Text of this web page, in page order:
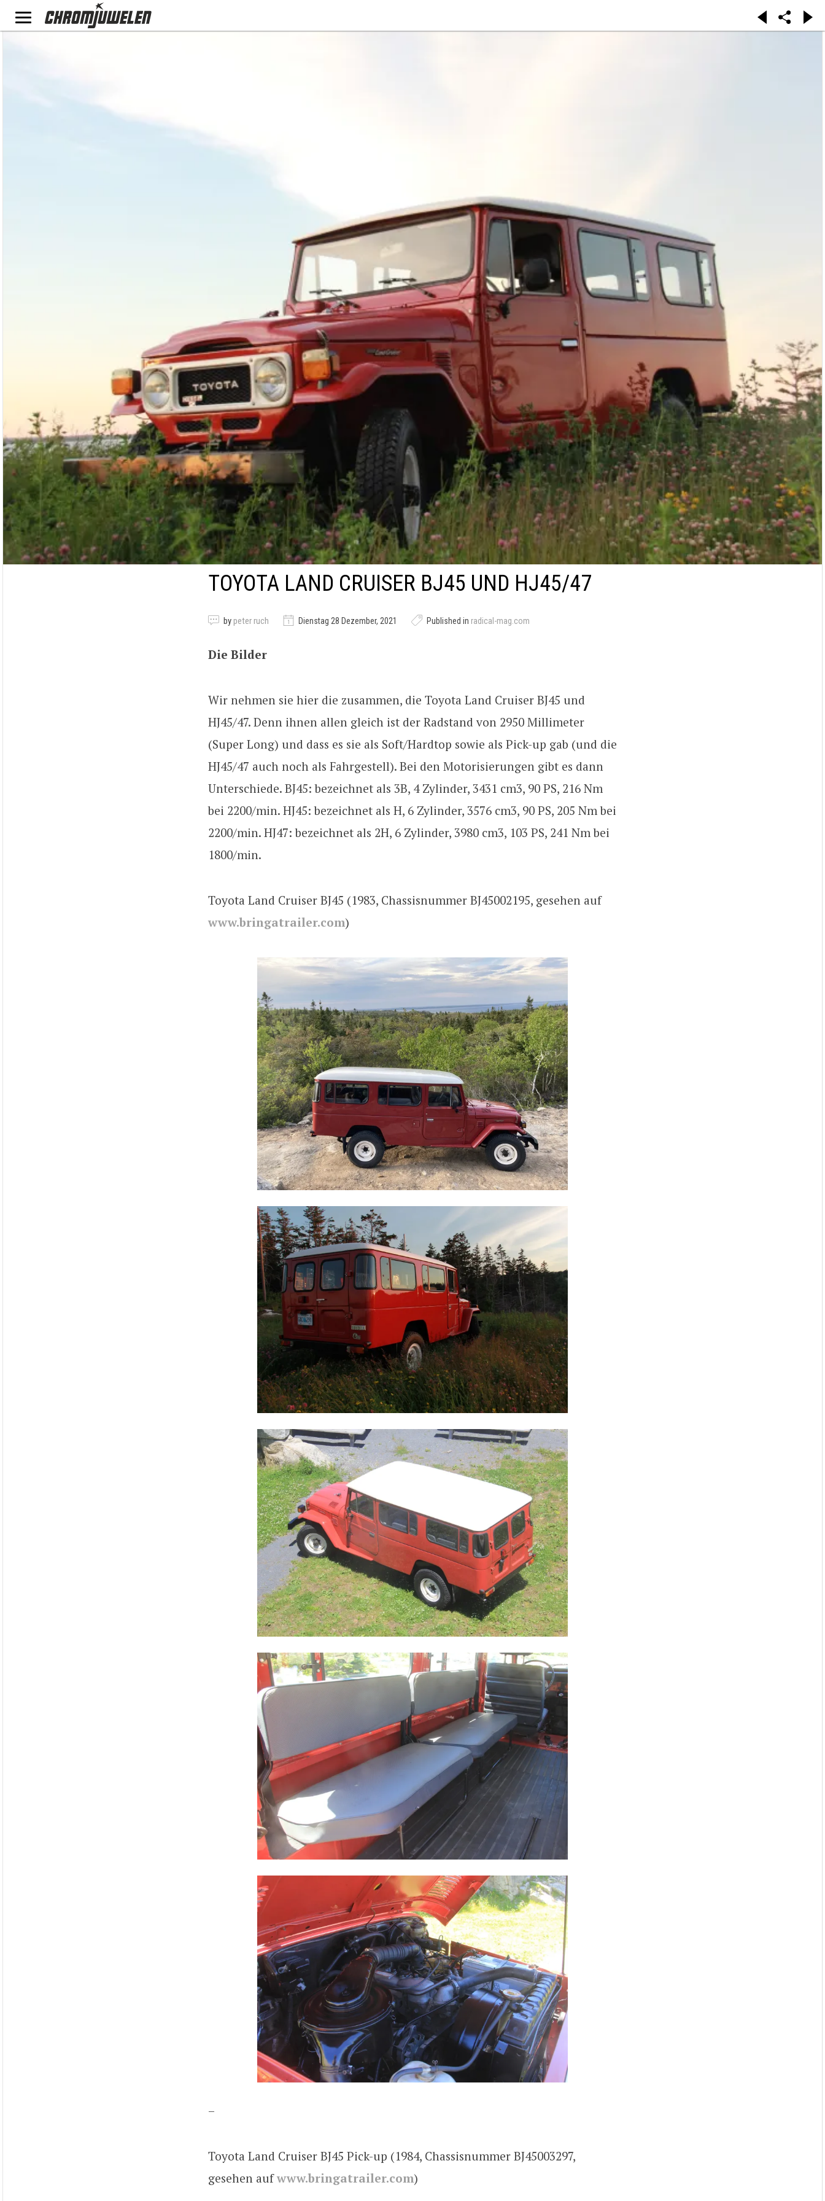
TOYOTA LAND CRUISER BJ45 UND HJ45/47
by peter ruch Dienstag 28 Dezember, 2021 Published in radical-mag.com
Die Bilder
Wir nehmen sie hier die zusammen, die Toyota Land Cruiser BJ45 und
HJ45/47. Denn ihnen allen gleich ist der Radstand von 2950 Millimeter
(Super Long) und dass es sie als Soft/Hardtop sowie als Pick-up gab (und die
HJ45/47 auch noch als Fahrgestell). Bei den Motorisierungen gibt es dann
Unterschiede. BJ45: bezeichnet als 3B, 4 Zylinder, 3431 cm3, 90 PS, 216 Nm
bei 2200/min. HJ45: bezeichnet als H, 6 Zylinder, 3576 cm3, 90 PS, 205 Nm bei
2200/min. HJ47: bezeichnet als 2H, 6 Zylinder, 3980 cm3, 103 PS, 241 Nm bei
1800/min.
Toyota Land Cruiser BJ45 (1983, Chassisnummer BJ45002195, gesehen auf
www.bringatrailer.com)
–
Toyota Land Cruiser BJ45 Pick-up (1984, Chassisnummer BJ45003297,
gesehen aufwww.bringatrailer.com)